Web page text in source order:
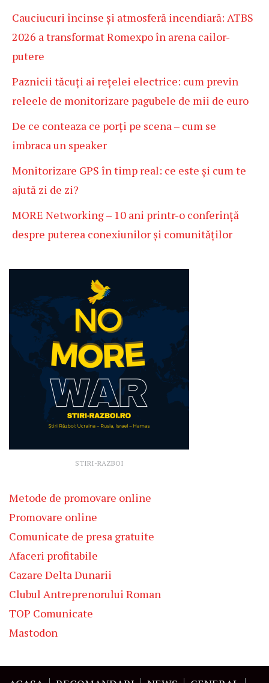
Cauciucuri încinse și atmosferă incendiară: ATBS
2026 a transformat Romexpo în arena cailor-
putere
Paznicii tăcuți ai rețelei electrice: cum previn
releele de monitorizare pagubele de mii de euro
De ce conteaza ce porți pe scena – cum se
imbraca un speaker
Monitorizare GPS în timp real: ce este și cum te
ajută zi de zi?
MORE Networking – 10 ani printr-o conferință
despre puterea conexiunilor și comunităților
STIRI-RAZBOI
Metode de promovare online
Promovare online
Comunicate de presa gratuite
Afaceri profitabile
Cazare Delta Dunarii
Clubul Antreprenorului Roman
TOP Comunicate
Mastodon